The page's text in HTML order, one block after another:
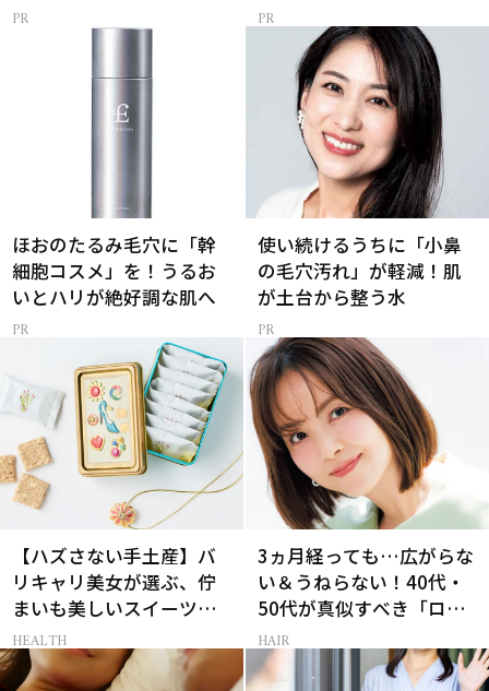
ほおのたるみ毛穴に「幹
細胞コスメ」を！うるお
いとハリが絶好調な肌へ
使い続けるうちに「小鼻
の毛穴汚れ」が軽減！肌
が土台から整う水
【ハズさない手土産】バ
リキャリ美女が選ぶ、佇
まいも美しいスイーツギ
フト3選
HEALTH
3ヵ月経っても…広がらな
い＆うねらない！40代・
50代が真似すべき「ロー
レイヤーボブ」
HAIR